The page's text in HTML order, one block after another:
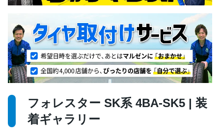
フォレスター SK系 4BA-SK5 | 装
着ギャラリー